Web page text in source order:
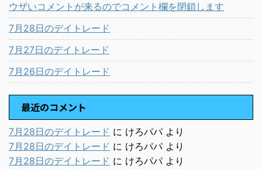
ウザいコメントが来るのでコメント欄を閉鎖します
7月28日のデイトレード
7月27日のデイトレード
7月26日のデイトレード
最近のコメント
7月28日のデイトレード に けろパパより
7月28日のデイトレード に けろパパより
7月28日のデイトレード に けろパパより